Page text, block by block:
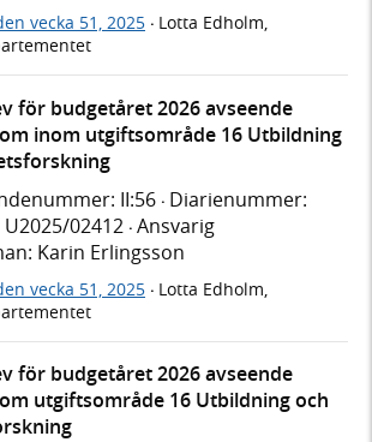
vecka 51, 2025 · Lotta Edholm,
för budgetåret 2026 avseende
inom utgiftsområde 16 Utbildning
II:56 · Diarienummer:
02412 · Ansvarig
Karin Erlingsson
vecka 51, 2025 · Lotta Edholm,
för budgetåret 2026 avseende
utgiftsområde 16 Utbildning och